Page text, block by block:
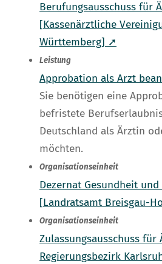
Berufungsausschuss für
[Kassenärztliche
Württemberg] ➚
Leistung
Approbation als Arzt
Sie benötigen eine
befristete
Deutschland als Ärztin
möchten.
Organisationseinheit
Dezernat Gesundheit
[Landratsamt Breisgau-
Organisationseinheit
Zulassungsausschuss für
Regierungsbezirk